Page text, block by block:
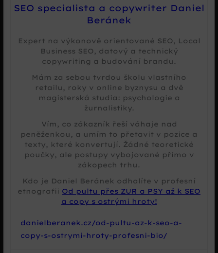
SEO specialista a copywriter Daniel
Beránek
Expert na výkonově orientované SEO, Local
Business SEO, datový a technický
copywriting a budování brandu.
Mám za sebou tvrdou školu vlastního
retailu, roky v online byznysu a dvě
magisterská studia: psychologie a
žurnalistiky.
Vím, co zákazník řeší váhaje nad
peněženkou, a umím to přetavit v pozice a
texty, které konvertují. Žádné teoretické
poučky, ale postupy vybojované přímo v
zákopech trhu.
Kdo je Daniel Beránek odhalíte v profesní
etnografii Od pultu přes ZUR a PSY až k SEO
a copy s ostrými hroty!
danielberanek.cz/od-pultu-az-k-seo-a-
copy-s-ostrymi-hroty-profesni-bio/